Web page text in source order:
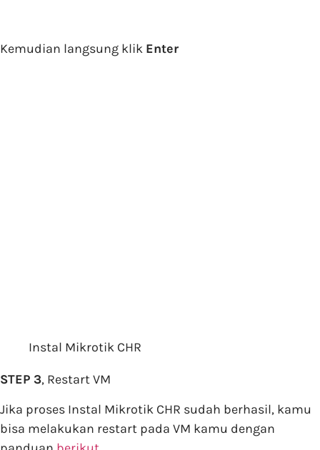
Kemudian langsung klik Enter
Instal Mikrotik CHR
STEP 3, Restart VM
Jika proses Instal Mikrotik CHR sudah berhasil, kamu
bisa melakukan restart pada VM kamu dengan